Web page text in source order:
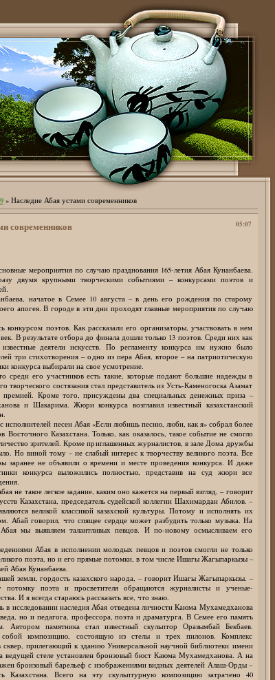
9» Наследие Абая устами современников
05:07
современников
мероприятия по случаю празднования 165-летия Абая Кунанбаева.
двумя крупными творческими событиями – конкурсами поэтов и
начатое в Семее 10 августа – в день его рождения по старому
апогея. В городе в эти дни проходят главные мероприятия по случаю
поэтов. Как рассказали его организаторы, участвовать в нем
В результате отбора до финала дошли только 13 поэтов. Среди них как
деятели искусств. По регламенту конкурса им нужно было
три стихотворения – одно из пера Абая, второе – на патриотическую
конкурса выбирали на свое усмотрение.
его участников есть такие, которые подают большие надежды в
творческого состязания стал представитель из Усть-Каменогоска Азамат
премией. Кроме того, присуждены два специальных денежных приза –
и Шакарима. Жюри конкурса возглавил известный казахстанский
песен Абая «Если любишь песню, люби, как я» собрал более
Восточного Казахстана. Только, как оказалось, такое событие не смогло
зрителей. Кроме приглашенных журналистов, в зале Дома дружбы
Но виной тому – не слабый интерес к творчеству великого поэта. Все
заранее не объявили о времени и месте проведения конкурса. И даже
конкурса выложились полностью, представив на суд жюри все
не такое легкое задание, каким оно кажется на первый взгляд, – говорит
Казахстана, председатель судейской коллегии Шахимардан Абилов. –
великой классикой казахской культуры. Потому и исполнять их
Абай говорил, что спящее сердце может разбудить только музыка. На
Абая мы выявляем талантливых певцов. И по-новому осмысливаем его
Абая в исполнении молодых певцов и поэтов смогли не только
поэта, но и его прямые потомки, в том числе Ишагы Жагыпаркызы –
Абая Кунанбаева.
земли, гордость казахского народа, – говорит Ишагы Жагыпаркызы. –
поэта и просветителя обращаются журналисты и ученые-
И я всегда стараюсь рассказать все, что знаю.
исследовании наследия Абая отведена личности Каюма Мухамедханова
но и педагога, профессора, поэта и драматурга. В Семее его память
Автором памятника стал известный скульптор Оразымбай Бекбаев.
собой композицию, состоящую из стелы и трех пилонов. Комплекс
сквер, прилегающий к зданию Универсальной научной библиотеки имени
стеле установлен бронзовый бюст Каюма Мухамедханова. А на
бронзовый барельеф с изображениями видных деятелей Алаш-Орды –
Казахстана. Всего на эту скульптурную композицию затрачено 40